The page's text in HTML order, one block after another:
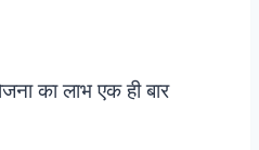
का लाभ एक ही बार